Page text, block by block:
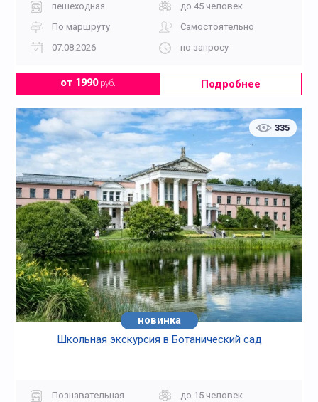
пешеходная
до 45 человек
По маршруту
Самостоятельно
07.08.2026
по запросу
от 1990руб. Подробнее
335
новинка
Школьная экскурсия в Ботанический сад
Познавательная
до 15 человек